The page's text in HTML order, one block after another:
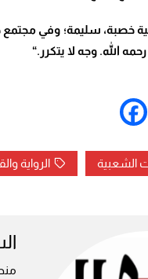
خصبة، سليمة؛ وفي
رحمه الله. وجه لا يتكرر .
“
الشعبية الرواية